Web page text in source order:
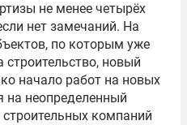
не менее четырёх
нет замечаний. На
по которым уже
новый
начало работ на новых
на неопределенный
строительных компаний